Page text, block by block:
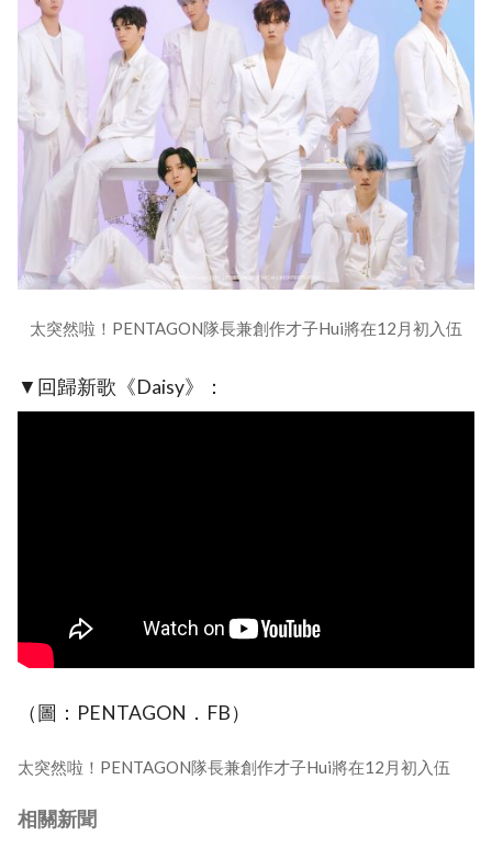
太突然啦！PENTAGON隊長兼創作才子Hui將在12月初入伍
▼回歸新歌《Daisy》：
（圖：PENTAGON．FB）
太突然啦！PENTAGON隊長兼創作才子Hui將在12月初入伍
相關新聞